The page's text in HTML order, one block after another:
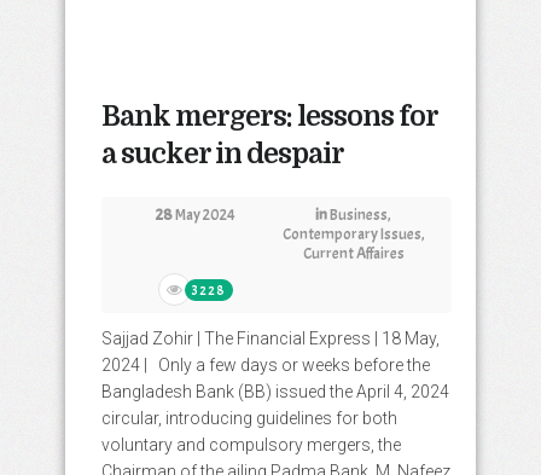
Bank mergers: lessons for
a sucker in despair
28May 2024 inBusiness,
Contemporary Issues,
Current Affaires
3228
Sajjad Zohir | The Financial Express | 18 May,
2024 | Only a few days or weeks before the
Bangladesh Bank (BB) issued the April 4, 2024
circular, introducing guidelines for both
voluntary and compulsory mergers, the